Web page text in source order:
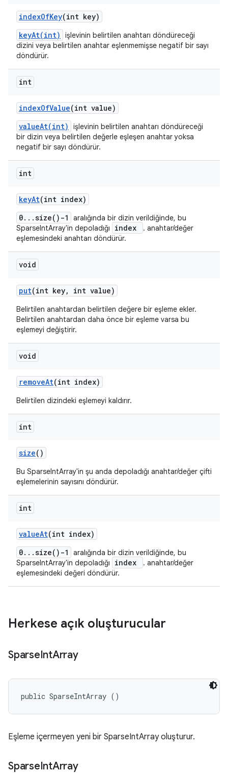
indexOfKey(int key)
keyAt(int)
işlevinin belirtilen anahtarı döndüreceği
dizini veya belirtilen anahtar eşlenmemişse negatif bir sayı
döndürür.
int
indexOfValue(int value)
valueAt(int)
işlevinin belirtilen anahtarı döndüreceği
bir dizin veya belirtilen değerle eşleşen anahtar yoksa
negatif bir sayı döndürür.
int
keyAt(int index)
0...size()-1
aralığında bir dizin verildiğinde, bu
SparseIntArray'in depoladığı
index
. anahtar/değer
eşlemesindeki anahtarı döndürür.
void
put(int key, int value)
Belirtilen anahtardan belirtilen değere bir eşleme ekler.
Belirtilen anahtardan daha önce bir eşleme varsa bu
eşlemeyi değiştirir.
void
removeAt(int index)
Belirtilen dizindeki eşlemeyi kaldırır.
int
size()
Bu SparseIntArray'in şu anda depoladığı anahtar/değer çifti
eşlemelerinin sayısını döndürür.
int
valueAt(int index)
0...size()-1
aralığında bir dizin verildiğinde, bu
SparseIntArray'in depoladığı
index
. anahtar/değer
eşlemesindeki değeri döndürür.
Herkese açık oluşturucular
SparseIntArray
public SparseIntArray ()
Eşleme içermeyen yeni bir SparseIntArray oluşturur.
SparseIntArray